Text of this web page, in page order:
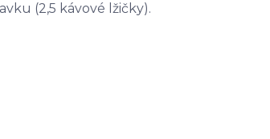
(2,5 kávové lžičky).